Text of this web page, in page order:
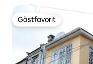
Gästfavorit
Gästfavorit